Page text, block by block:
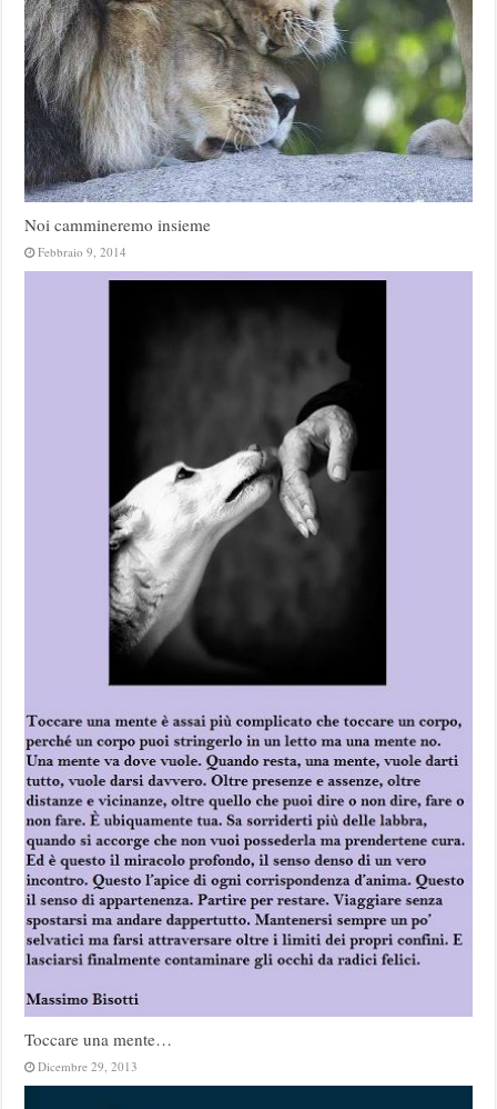
Noi cammineremo insieme
Febbraio 9, 2014
Toccare una mente…
Dicembre 29, 2013